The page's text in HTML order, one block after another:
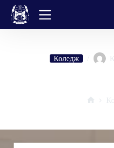
Перейти
вмісту
Коледж